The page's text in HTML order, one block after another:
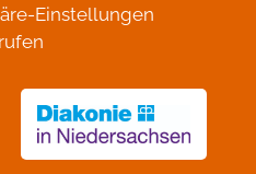
Einstellungen